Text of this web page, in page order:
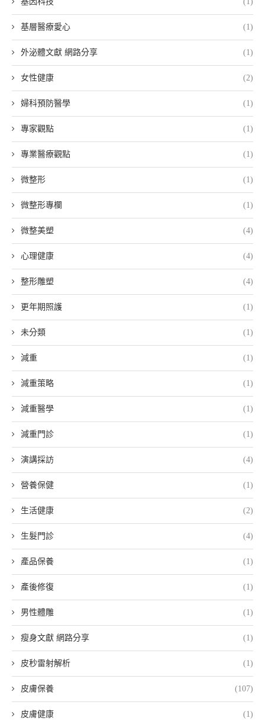
基層醫療愛心 (1)
外泌體文獻 網路分享 (1)
女性健康 (2)
婦科預防醫學 (1)
專家觀點 (1)
專業醫療觀點 (1)
微整形 (1)
微整形專欄 (1)
微整美塑 (4)
心理健康 (4)
整形雕塑 (4)
更年期照護 (1)
未分類 (1)
減重 (1)
減重策略 (1)
減重醫學 (1)
減重門診 (1)
演講採訪 (4)
營養保健 (1)
生活健康 (2)
生髮門診 (4)
產品保養 (1)
產後修復 (1)
男性體雕 (1)
瘦身文獻 網路分享 (1)
皮秒雷射解析 (1)
皮膚保養 (107)
皮膚健康 (1)